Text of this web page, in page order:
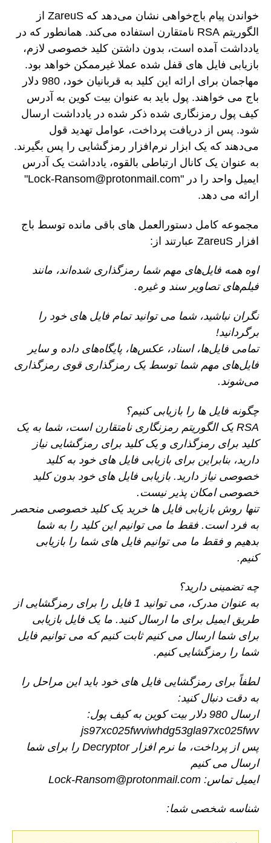
خواندن پیام باج‌خواهی نشان می‌دهد که ZareuS از
الگوریتم RSA نامتقارن استفاده می‌کند. همانطور که در
یادداشت آمده است، بدون داشتن کلید خصوصی لازم،
بازیابی فایل های قفل شده عملا غیرممکن خواهد بود.
مهاجمان برای ارائه این کلید به قربانیان خود، 980 دلار
باج می خواهند. پول باید به عنوان بیت کوین به آدرس
کیف پول رمزنگاری شده ذکر شده در یادداشت ارسال
شود. پس از دریافت پرداخت، عوامل تهدید قول
می‌دهند که یک ابزار نرم‌افزار رمزگشایی را پس بگیرند.
به عنوان یک کانال ارتباطی بالقوه، یادداشت یک آدرس
ایمیل واحد را در "Lock-Ransom@protonmail.com"
ارائه می دهد.
مجموعه کامل دستورالعمل های باقی مانده توسط باج
افزار ZareuS عبارتند از:
اوه همه فایل‌های مهم شما رمزگذاری شده‌اند، مانند
فیلم‌های تصاویر سند و غیره.
نگران نباشید، شما می توانید تمام فایل های خود را
برگردانید!
تمامی فایل‌ها، اسناد، عکس‌ها، پایگاه‌های داده و سایر
فایل‌های مهم شما توسط یک رمزگذاری قوی رمزگذاری
می‌شوند.
چگونه فایل ها را بازیابی کنیم؟
RSA یک الگوریتم رمزنگاری نامتقارن است، شما به یک
کلید برای رمزگذاری و یک کلید برای رمزگشایی نیاز
دارید، بنابراین برای بازیابی فایل های خود به کلید
خصوصی نیاز دارید. بازیابی فایل های خود بدون کلید
خصوصی امکان پذیر نیست.
تنها روش بازیابی فایل ها خرید یک کلید خصوصی منحصر
به فرد است. فقط ما می توانیم این کلید را به شما
بدهیم و فقط ما می توانیم فایل های شما را بازیابی
کنیم.
چه تضمینی دارید؟
به عنوان مدرک، می توانید 1 فایل را برای رمزگشایی از
طریق ایمیل برای ما ارسال کنید. ما یک فایل بازیابی
برای شما ارسال می کنیم ثابت کنیم که می توانیم فایل
شما را رمزگشایی کنیم.
لطفاً برای رمزگشایی فایل های خود باید این مراحل را
به دقت دنبال کنید:
ارسال 980 دلار بیت کوین به کیف پول:
js97xc025fwviwhdg53gla97xc025fwv
پس از پرداخت، ما نرم افزار Decryptor را برای شما
ارسال می کنیم
ایمیل تماس: Lock-Ransom@protonmail.com
شناسه شخصی شما: